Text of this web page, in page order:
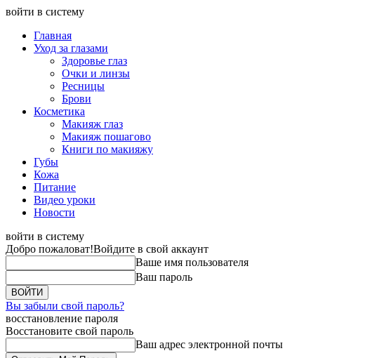
войти в систему
Главная
Уход за глазами
Здоровье глаз
Очки и линзы
Ресницы
Брови
Косметика
Макияж глаз
Макияж пошагово
Книги по макияжу
Губы
Кожа
Питание
Видео уроки
Новости
войти в систему
Добро пожаловат!Войдите в свой аккаунт
Ваше имя пользователя
Ваш пароль
Вы забыли свой пароль?
восстановление пароля
Восстановите свой пароль
Ваш адрес электронной почты